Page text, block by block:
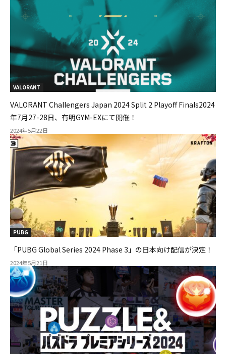
VALORANT
VALORANT Challengers Japan 2024 Split 2 Playoff Finals2024
年7月27-28日、有明GYM-EXにて開催！
2024年5月22日
PUBG
「PUBG Global Series 2024 Phase 3」の⽇本向け配信が決定！
2024年5月21日